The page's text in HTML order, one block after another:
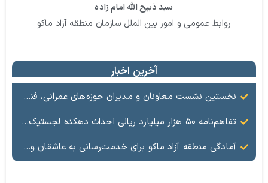
سید ذبیح الله امام زاده
روابط عمومی و امور بین الملل سازمان منطقه آزاد ماکو
آخرین اخبار
نخستین نشست معاونان و مدیران حوزه‌های عمرانی، فنی، شهرسازی، محیط‌زیست، خدمات شهری و لجستیک ۱۸ منطقه آزاد در سال ۱۴۰۵ برگزار شد
تفاهم‌نامه ۵۰ هزار میلیارد ریالی احداث دهکده لجستیک ماکو امضا شد
آمادگی منطقه آزاد ماکو برای خدمت‌رسانی به عاشقان ولایت در آیین وداع و تشییع قائد امت